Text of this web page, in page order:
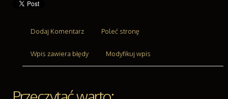
Przemysł Metalowy
Transport
Transport
Dodaj Komentarz Poleć stronę
Wpis zawiera błędy Modyfikuj wpis